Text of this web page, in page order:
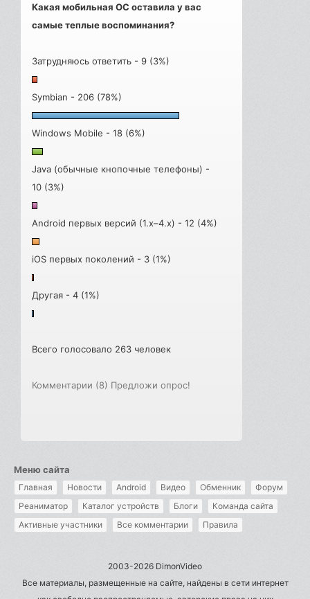
Какая мобильная ОС оставила у вас
самые теплые воспоминания?
Затрудняюсь ответить - 9 (3%)
Symbian - 206 (78%)
Windows Mobile - 18 (6%)
Java (обычные кнопочные телефоны) -
10 (3%)
Android первых версий (1.x–4.x) - 12 (4%)
iOS первых поколений - 3 (1%)
Другая - 4 (1%)
Всего голосовало 263 человек
Комментарии (8) Предложи опрос!
Меню сайта
Главная Новости Android Видео Обменник
Форум
Реаниматор
Каталог устройств Блоги
Команда сайта
Активные участники
Все комментарии Правила
2003-2026 DimonVideo
Все материалы, размещенные на сайте, найдены в сети интернет